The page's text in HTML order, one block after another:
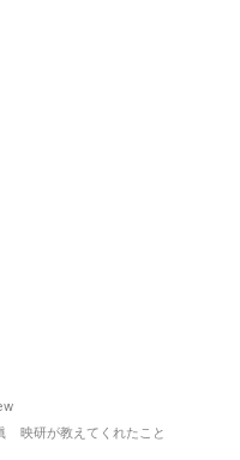
映研が教えてくれたこと